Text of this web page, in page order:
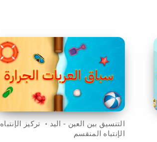
التنسيق بين العين - اليد
تركيز الإنتباه
الإنتباه المنقسم